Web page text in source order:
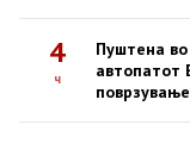
4
ч
Пуштена
автопатот